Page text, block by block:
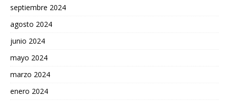
septiembre 2024
agosto 2024
junio 2024
mayo 2024
marzo 2024
enero 2024